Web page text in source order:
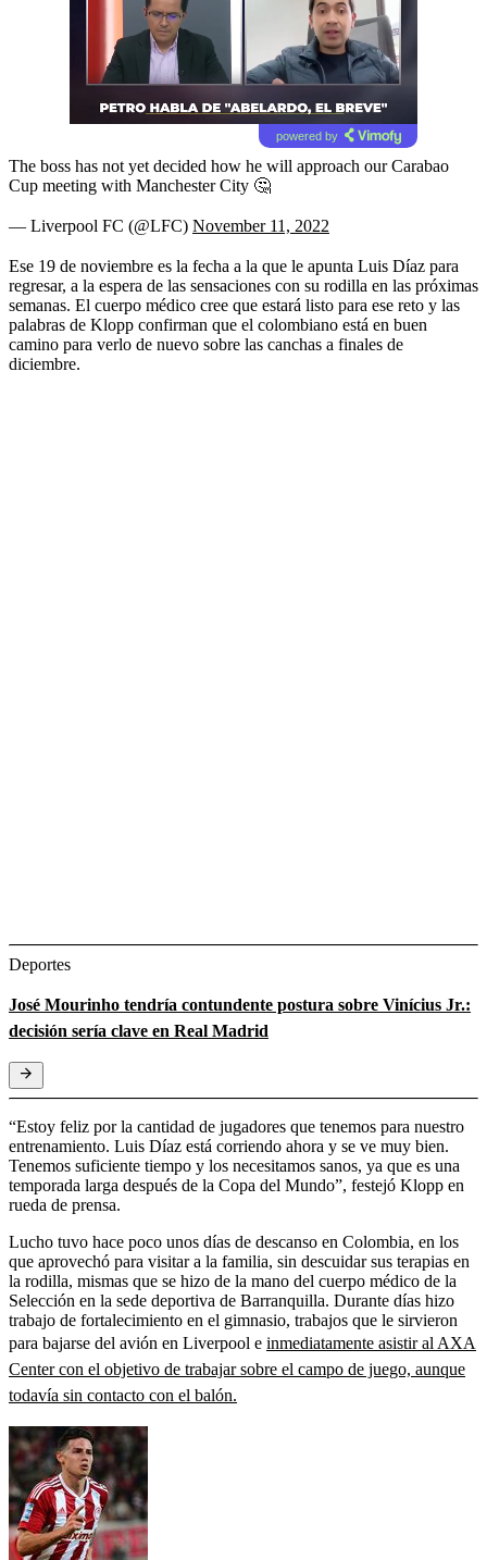
powered by
The boss has not yet decided how he will approach our Carabao
Cup meeting with Manchester City 🤔
— Liverpool FC (@LFC) November 11, 2022
Ese 19 de noviembre es la fecha a la que le apunta Luis Díaz para
regresar, a la espera de las sensaciones con su rodilla en las próximas
semanas. El cuerpo médico cree que estará listo para ese reto y las
palabras de Klopp confirman que el colombiano está en buen
camino para verlo de nuevo sobre las canchas a finales de
diciembre.
Deportes
José Mourinho tendría contundente postura sobre Vinícius Jr.:
decisión sería clave en Real Madrid
“Estoy feliz por la cantidad de jugadores que tenemos para nuestro
entrenamiento. Luis Díaz está corriendo ahora y se ve muy bien.
Tenemos suficiente tiempo y los necesitamos sanos, ya que es una
temporada larga después de la Copa del Mundo”, festejó Klopp en
rueda de prensa.
Lucho tuvo hace poco unos días de descanso en Colombia, en los
que aprovechó para visitar a la familia, sin descuidar sus terapias en
la rodilla, mismas que se hizo de la mano del cuerpo médico de la
Selección en la sede deportiva de Barranquilla. Durante días hizo
trabajo de fortalecimiento en el gimnasio, trabajos que le sirvieron
para bajarse del avión en Liverpool e inmediatamente asistir al AXA
Center con el objetivo de trabajar sobre el campo de juego, aunque
todavía sin contacto con el balón.